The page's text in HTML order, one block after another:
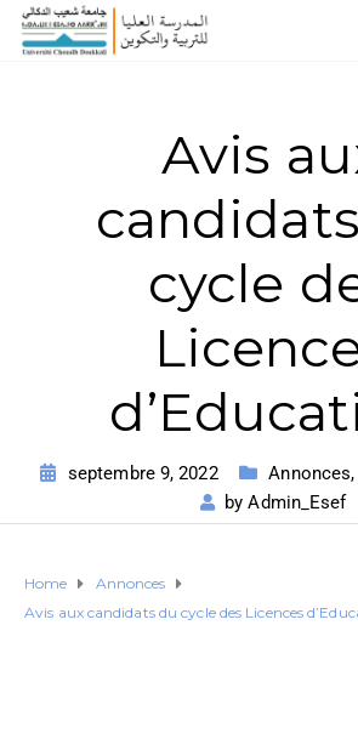
Avis
cycle
septembre 9, 2022 Annonces,
byAdmin_Esef
Home
Annonces
Avis aux candidats du cycle des Licences